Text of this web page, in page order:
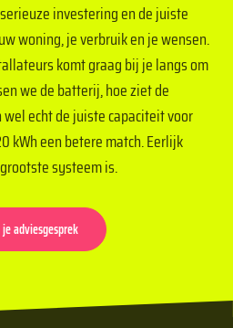
investering en de juiste
woning, je verbruik en je wensen.
komt graag bij je langs om
we de batterij, hoe ziet de
echt de juiste capaciteit voor
kWh een betere match. Eerlijk
systeem is.
adviesgesprek